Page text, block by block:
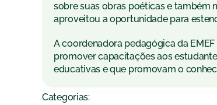
sobre suas obras poéticas e também
aproveitou a oportunidade para
A coordenadora pedagógica da
promover capacitações aos
educativas e que promovam o
Categorias: